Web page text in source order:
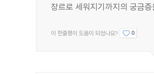
장르로 세워지기까지의 궁금
이 한줄평이 도움이 되었나요? 0